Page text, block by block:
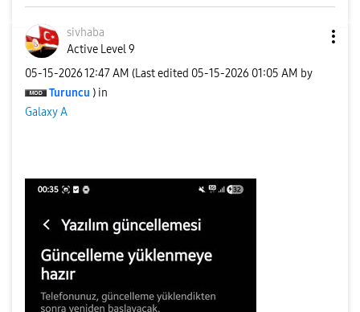
sivhaba
Active Level 9
‎05-15-202612:47 AM (Last edited ‎05-15-2026 01:05 AM by
Turuncu ) in
Galaxy A